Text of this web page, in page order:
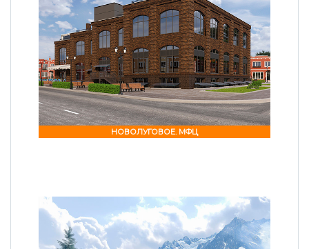
НОВОЛУГОВОЕ. МФЦ